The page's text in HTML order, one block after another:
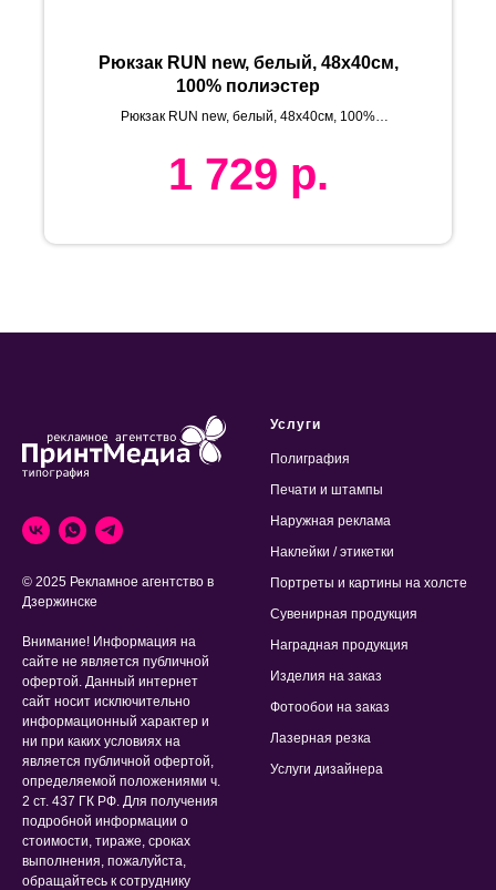
Рюкзак RUN new, белый, 48х40см,
100% полиэстер
Рюкзак RUN new, белый, 48х40см, 100%
1 729 р.
© 2025 Рекламное агентство в
Дзержинске
Внимание! Информация на
сайте не является публичной
офертой. Данный интернет
сайт носит исключительно
информационный характер и
ни при каких условиях на
является публичной офертой,
определяемой положениями ч.
2 ст. 437 ГК РФ. Для получения
подробной информации о
стоимости, тираже, сроках
выполнения, пожалуйста,
обращайтесь к сотруднику
Услуги
Полиграфия
Печати и штампы
Наружная реклама
Наклейки / этикетки
Портреты и картины на холсте
Сувенирная продукция
Наградная продукция
Изделия на заказ
Фотообои на заказ
Лазерная резка
Услуги дизайнера